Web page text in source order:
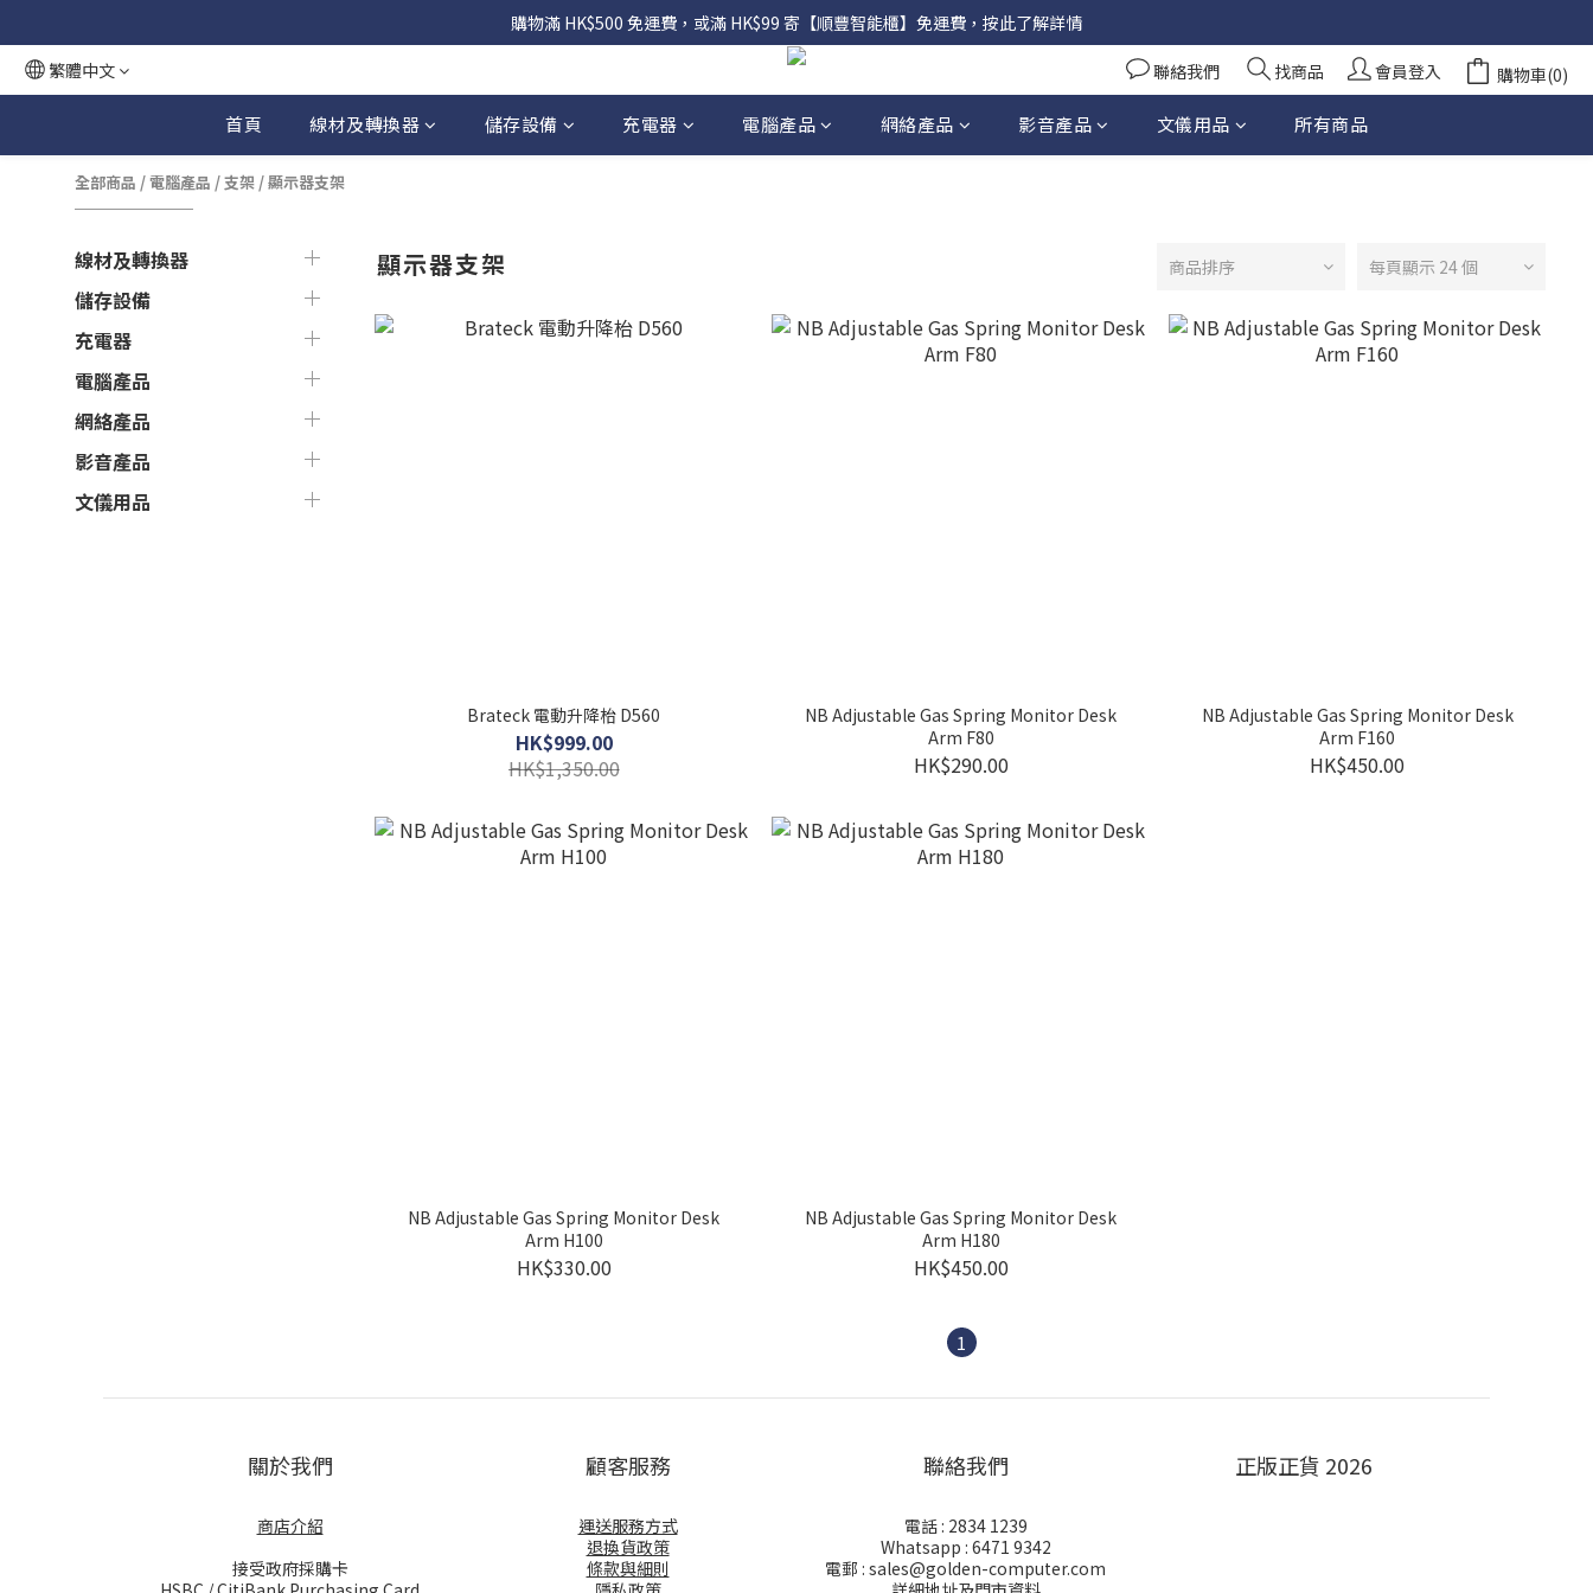
購物滿 HK$500 免運費，或滿 HK$99 寄【順豐智能櫃】免運費，按此了解詳情
繁體中文
聯絡我們 找商品 會員登入 購物車(0)
首頁 線材及轉換器 儲存設備 充電器 電腦產品 網絡產品 影音產品 文儀用品 所有商品
全部商品 /電腦產品 /支架 /顯示器支架
線材及轉換器
儲存設備
充電器
電腦產品
網絡產品
影音產品
文儀用品
顯示器支架 商品排序 每頁顯示 24 個
Brateck 電動升降枱 D560
HK$999.00
HK$1,350.00
NB Adjustable Gas Spring Monitor Desk
Arm F80
HK$290.00
NB Adjustable Gas Spring Monitor Desk
Arm F160
HK$450.00
NB Adjustable Gas Spring Monitor Desk
Arm H100
HK$330.00
NB Adjustable Gas Spring Monitor Desk
Arm H180
HK$450.00
1
關於我們
商店介紹
接受政府採購卡
顧客服務
運送服務方式
退換貨政策
條款與細則
聯絡我們
電話 : 2834 1239
Whatsapp : 6471 9342
電郵 : sales@golden-computer.com
正版正貨 2026